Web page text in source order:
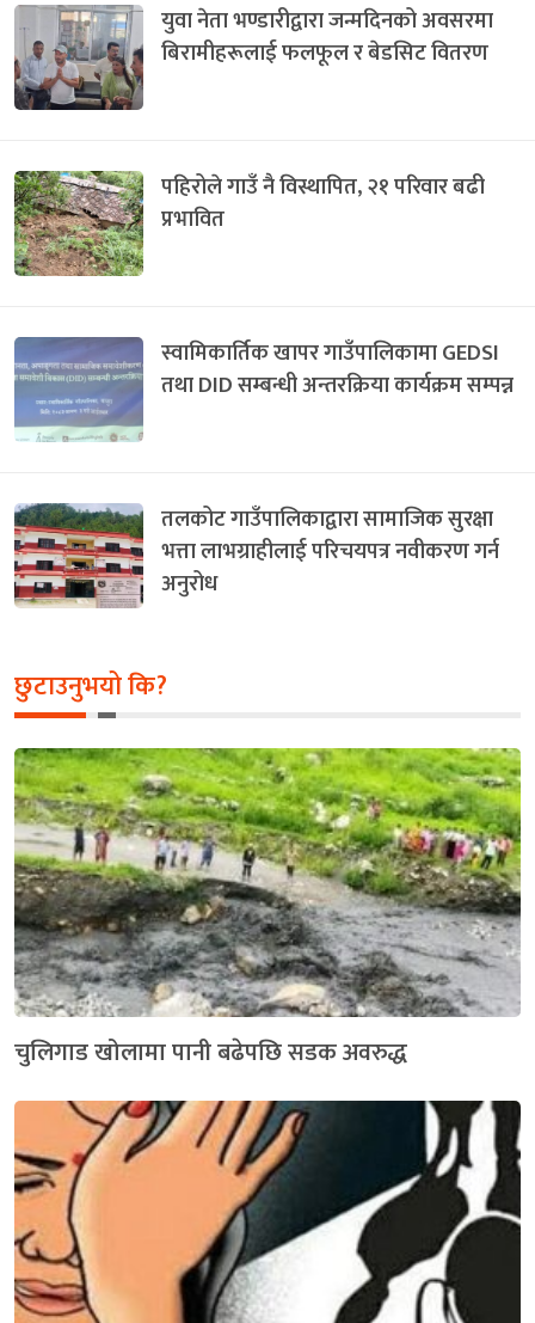
युवा नेता भण्डारीद्वारा जन्मदिनको अवसरमा
बिरामीहरूलाई फलफूल र बेडसिट वितरण
पहिरोले गाउँ नै विस्थापित, २१ परिवार बढी
प्रभावित
स्वामिकार्तिक खापर गाउँपालिकामा GEDSI
तथा DID सम्बन्धी अन्तरक्रिया कार्यक्रम सम्पन्न
तलकोट गाउँपालिकाद्वारा सामाजिक सुरक्षा
भत्ता लाभग्राहीलाई परिचयपत्र नवीकरण गर्न
अनुरोध
छुटाउनुभयो कि?
चुलिगाड खोलामा पानी बढेपछि सडक अवरुद्ध